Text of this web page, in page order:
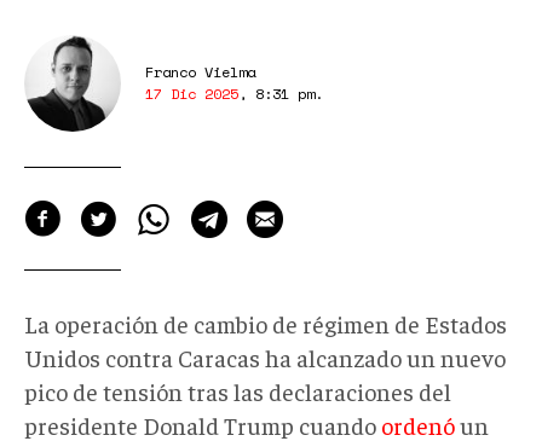
Franco Vielma
17 Dic 2025, 8:31 pm.
La operación de cambio de régimen de Estados
Unidos contra Caracas ha alcanzado un nuevo
pico de tensión tras las declaraciones del
presidente Donald Trump cuando ordenóun